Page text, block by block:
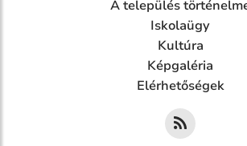
A település
Iskolaügy
Kultúra
Képgaléria
Elérhetőségek